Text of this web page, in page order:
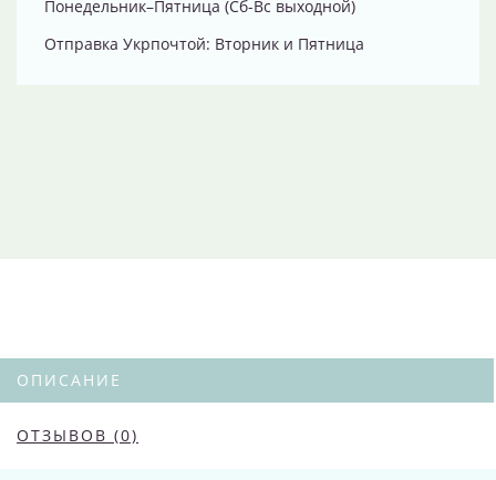
Понедельник–Пятница (Сб-Вс выходной)
Отправка Укрпочтой: Вторник и Пятница
ОПИСАНИЕ
ОТЗЫВОВ (0)